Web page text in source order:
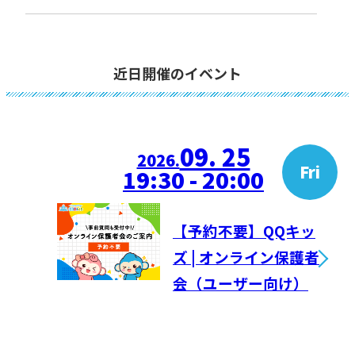
近日開催のイベント
2026.09. 25 Fri
19:30 - 20:00
【予約不要】QQキッ
ズ | オンライン保護者
会（ユーザー向け）